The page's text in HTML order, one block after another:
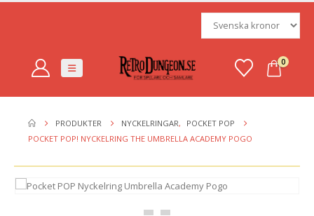
0
PRODUKTER NYCKELRINGAR,
POCKET POP
POCKET POP! NYCKELRING THE UMBRELLA ACADEMY POGO